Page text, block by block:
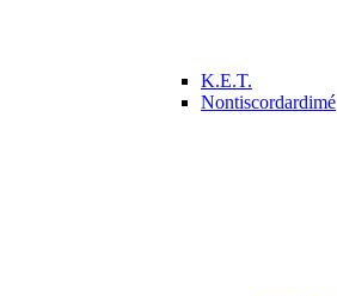
K.E.T.
Nontiscordardimé